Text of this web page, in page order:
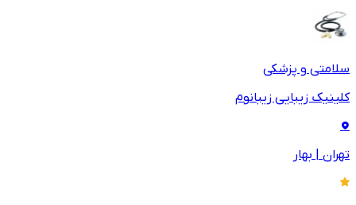
سلامتی و پزشکی
کلینیک زیبایی زیبانوم
تهران | بهار